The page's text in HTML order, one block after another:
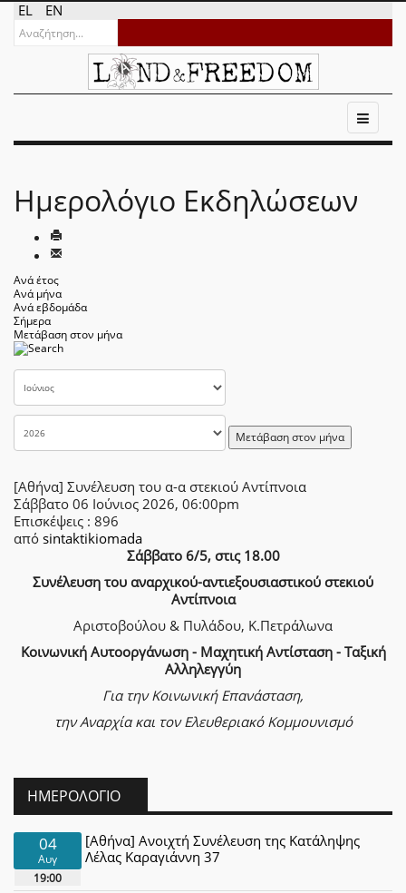
EL EN
Ημερολόγιο Εκδηλώσεων
Ανά έτος
Ανά μήνα
Ανά εβδομάδα
Σήμερα
Μετάβαση στον μήνα
Μετάβαση στον μήνα
[Αθήνα] Συνέλευση του α-α στεκιού Αντίπνοια
Σάββατο 06 Ιούνιος 2026, 06:00pm
Επισκέψεις : 896
από sintaktikiomada
Σάββατο 6/5, στις 18.00
Συνέλευση του αναρχικού-αντιεξουσιαστικού στεκιού
Αντίπνοια
Αριστοβούλου & Πυλάδου, Κ.Πετράλωνα
Κοινωνική Αυτοοργάνωση - Μαχητική Αντίσταση - Ταξική
Αλληλεγγύη
Για την Κοινωνική Επανάσταση,
την Αναρχία και τον Ελευθεριακό Κομμουνισμό
ΗΜΕΡΟΛΌΓΙΟ
04
Αυγ
19:00
[Αθήνα] Ανοιχτή Συνέλευση της Κατάληψης
Λέλας Καραγιάννη 37